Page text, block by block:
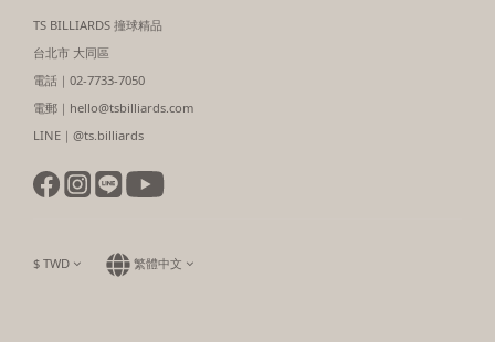
TS BILLIARDS 撞球精品
台北市 大同區
電話｜02-7733-7050
電郵｜hello@tsbilliards.com
LINE｜@ts.billiards
$ TWD 繁體中文